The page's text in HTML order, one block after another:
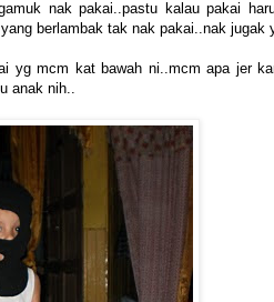
nak pakai..pastu kalau pakai
berlambak tak nak pakai..nak jugak
yg mcm kat bawah ni..mcm apa jer
anak nih..